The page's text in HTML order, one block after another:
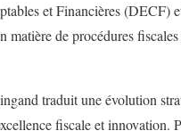
et Financières (DECF)
de procédures
traduit une évolution
fiscale et innovation.